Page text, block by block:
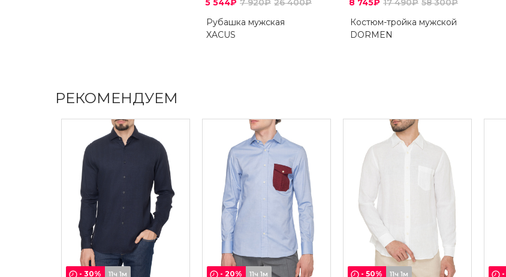
5 544₽ 7 920₽ 26 400₽
Рубашка мужская
XACUS
8 745₽ 17 490₽ 58 300₽
Костюм-тройка мужской
DORMEN
РЕКОМЕНДУЕМ
- 30% 11ч 1м - 20% 11ч 1м - 50% 11ч 1м -